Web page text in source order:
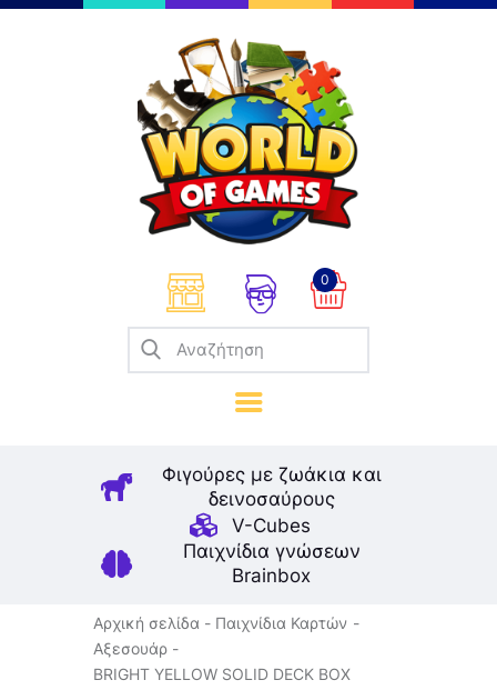
0
Φιγούρες με ζωάκια και
δεινοσαύρους
V-Cubes
Παιχνίδια γνώσεων
Brainbox
Επιτραπέζια
Παζλ
Παιχνίδια Καρτών
Σπαζοκεφαλιές
Κατασκευές
Καλλιτεχνικά
Μοντελισμός
Βιβλία
Παιχνίδια Ρόλων
Αρχική σελίδα
Παιχνίδια Καρτών
Αξεσουάρ
BRIGHT YELLOW SOLID DECK BOX